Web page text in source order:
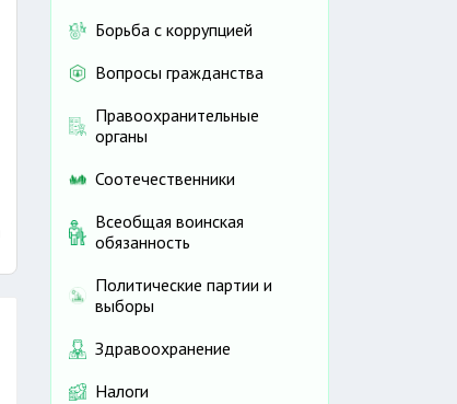
Борьба с коррупцией
Вопросы гражданства
Правоохранительные
органы
Соотечественники
Всеобщая воинская
обязанность
Политические партии и
выборы
Здравоохранение
Налоги